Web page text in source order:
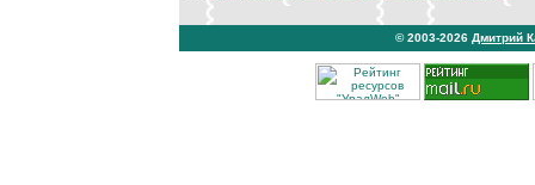
© 2003-2026 Дмитрий